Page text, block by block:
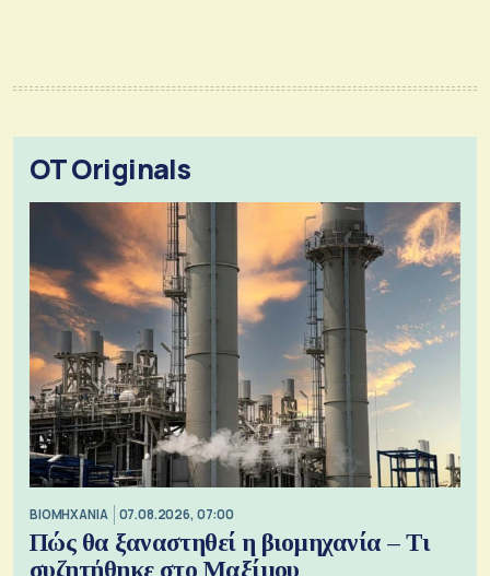
OT Originals
ΒΙΟΜΗΧΑΝΙΑ 07.08.2026, 07:00
Πώς θα ξαναστηθεί η βιομηχανία – Τι
συζητήθηκε στο Μαξίμου